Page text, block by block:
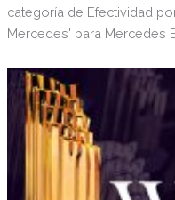
categoría de Efectividad
Mercedes' para Mercedes